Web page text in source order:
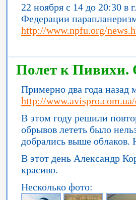
22 ноября с 14 до 20:30 в
Федерации
http://www.npfu.org/
Полет к Пивихи.
Примерно два года назад
http://
В этом году решили
обрывов лететь было
добрались выше облаков.
В этот день Александр
красиво.
Несколько фото: